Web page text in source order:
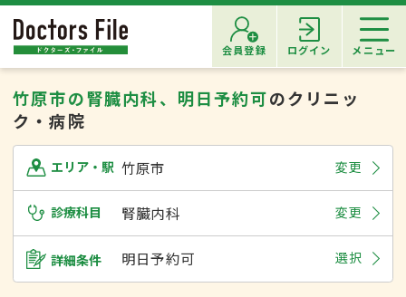
会員登録 ログイン メニュー
竹原市の腎臓内科、明日予約可のクリニッ
ク・病院
エリア・駅 竹原市 変更
診療科目 腎臓内科 変更
詳細条件 明日予約可 選択